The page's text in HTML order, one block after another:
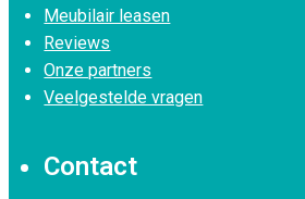
Meubilair leasen
Reviews
Onze partners
Veelgestelde vragen
Contact